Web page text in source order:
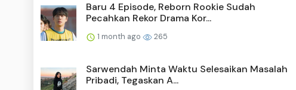
Baru 4 Episode, Reborn Rookie Sudah
Pecahkan Rekor Drama Kor...
1 month ago 265
Sarwendah Minta Waktu Selesaikan Masalah
Pribadi, Tegaskan A...